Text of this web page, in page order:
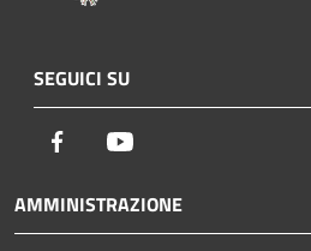
SEGUICI SU
Facebook
AMMINISTRAZIONE